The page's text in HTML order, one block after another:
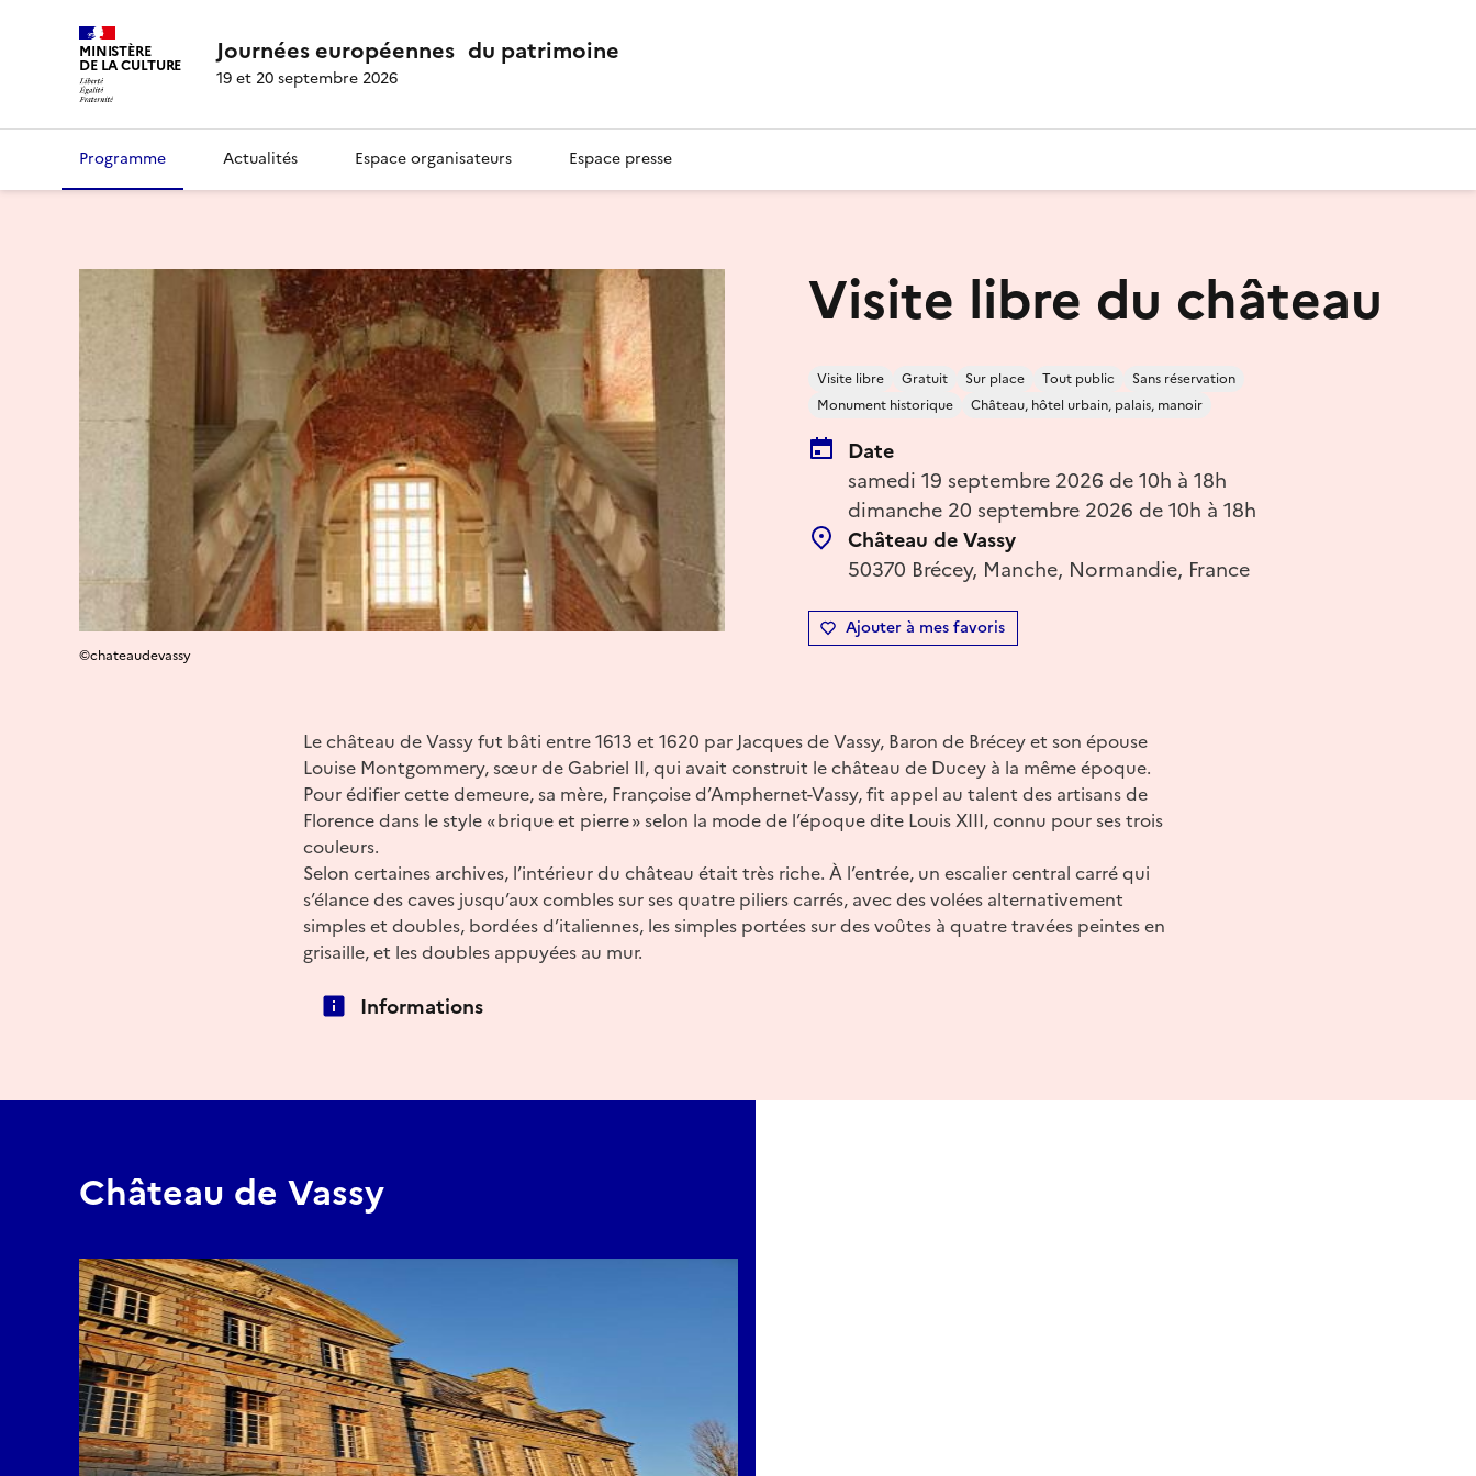
MINISTÈRE
DE LA CULTURE Journées européennes du patrimoine
19 et 20 septembre 2026
Programme Actualités Espace organisateurs Espace presse
Visite libre du château
Visite libre Gratuit Sur place Tout public
Sans réservation
Monument historique
Château, hôtel urbain, palais, manoir
Date
samedi 19 septembre 2026 de 10h à 18h
dimanche 20 septembre 2026 de 10h à 18h
Château de Vassy
50370 Brécey, Manche, Normandie, France
Ajouter à mes favoris
©chateaudevassy
Le château de Vassy fut bâti entre 1613 et 1620 par Jacques de Vassy, Baron de Brécey et son épouse
Louise Montgommery, sœur de Gabriel II, qui avait construit le château de Ducey à la même époque.
Pour édifier cette demeure, sa mère, Françoise d’Amphernet-Vassy, fit appel au talent des artisans de
Florence dans le style « brique et pierre » selon la mode de l’époque dite Louis XIII, connu pour ses trois
couleurs.
Selon certaines archives, l’intérieur du château était très riche. À l’entrée, un escalier central carré qui
s’élance des caves jusqu’aux combles sur ses quatre piliers carrés, avec des volées alternativement
simples et doubles, bordées d’italiennes, les simples portées sur des voûtes à quatre travées peintes en
grisaille, et les doubles appuyées au mur.
Informations
Château de Vassy